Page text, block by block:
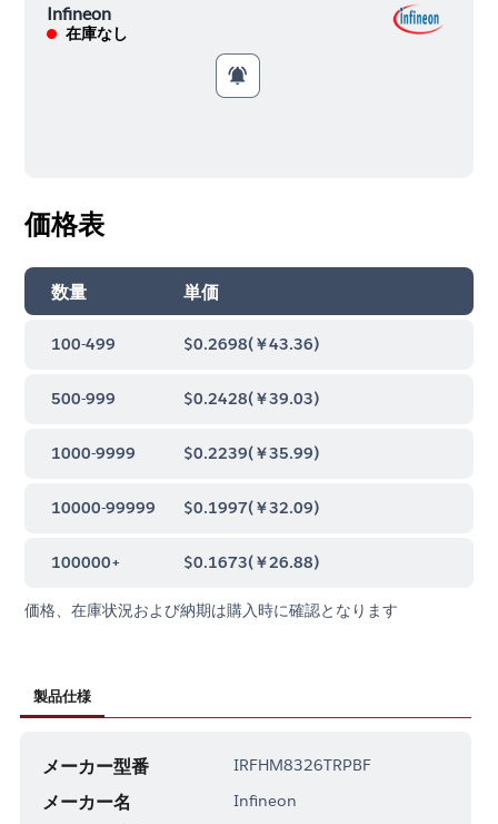
Infineon
在庫なし
価格表
数量 単価
100-499 $0.2698(￥43.36)
500-999 $0.2428(￥39.03)
1000-9999 $0.2239(￥35.99)
10000-99999 $0.1997(￥32.09)
100000+ $0.1673(￥26.88)
価格、在庫状況および納期は購入時に確認となります
製品仕様
メーカー型番 IRFHM8326TRPBF
メーカー名 Infineon